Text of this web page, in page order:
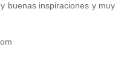
buenas inspiraciones y muy